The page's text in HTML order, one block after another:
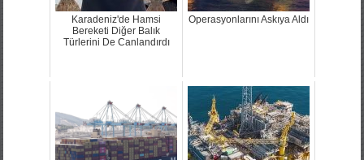
Karadeniz'de Hamsi
Bereketi Diğer Balık
Türlerini De Canlandırdı
Operasyonlarını Askıya Aldı